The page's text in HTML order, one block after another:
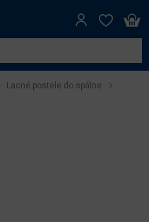
Lacné postele do spálne